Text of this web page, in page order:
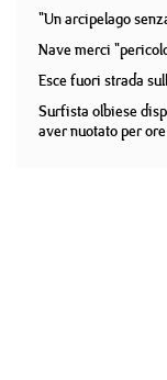
"Un arcipelago
Nave merci
Esce fuori strada
Surfista olbiese
aver nuotato per